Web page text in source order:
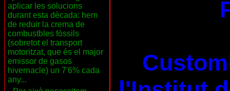
aplicar les solucions
durant esta dècada: hem
de reduir la crema de
combustbles fòssils
(sobretot el transport
motoritzat, que és el major
emissor de gasos
hivernacle) un 7'6% cada
any...